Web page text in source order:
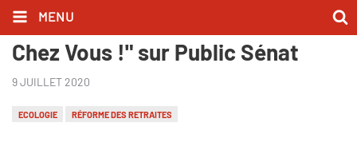
MENU
Julien Bayou l'a dit dans "Bonjour
Chez Vous !" sur Public Sénat
9 JUILLET 2020
ECOLOGIE RÉFORME DES RETRAITES